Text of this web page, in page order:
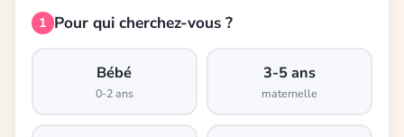
1 Pour qui cherchez-vous ?
Bébé
0-2 ans
3-5 ans
maternelle